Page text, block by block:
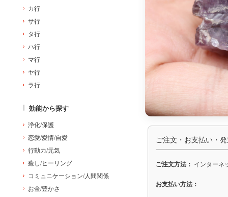
ご注文・お支払い・
ご注文方法： インターネ
お支払い方法：
カ行
サ行
タ行
ハ行
マ行
ヤ行
ラ行
効能から探す
浄化/保護
恋愛/愛情/自愛
行動力/元気
癒し/ヒーリング
コミュニケーション/人間関係
お金/豊かさ